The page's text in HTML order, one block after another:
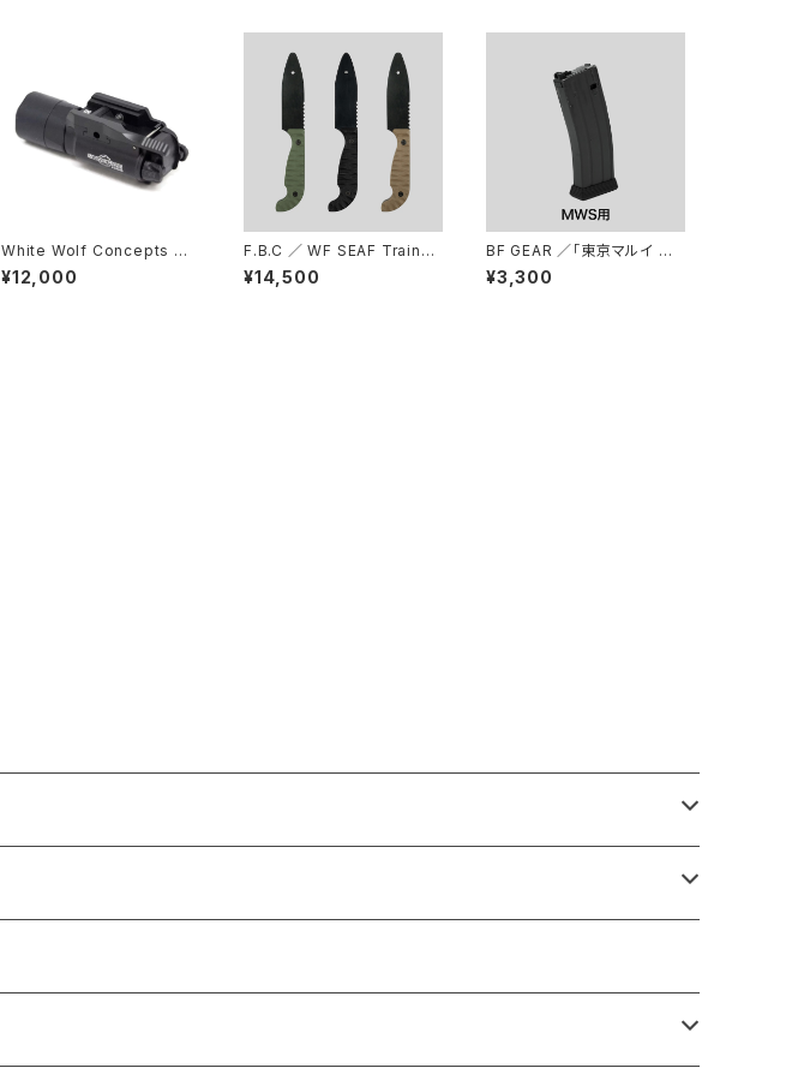
White Wolf Concepts ／
SUREFIRE X300-B Thum
b Ledge [Black] (右利き用
¥12,000
F.B.C ／ WF SEAF Trainer
タイプ ダミーナイフ 2nd ver.
¥14,500
BF GEAR ／「東京マルイ M
WSマガジン専用」CTT Solu
tionsタイプ Mag Cap ３個
¥3,300